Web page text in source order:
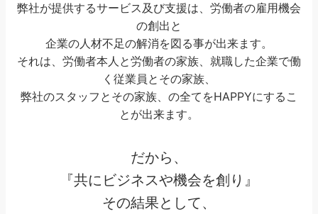
弊社が提供するサービス及び支援は、労働者の雇用機会
の創出と
企業の人材不足の解消を図る事が出来ます。
それは、労働者本人と労働者の家族、就職した企業で働
く従業員とその家族、
弊社のスタッフとその家族、の全てをHAPPYにするこ
とが出来ます。
だから、
『共にビジネスや機会を創り』
その結果として、